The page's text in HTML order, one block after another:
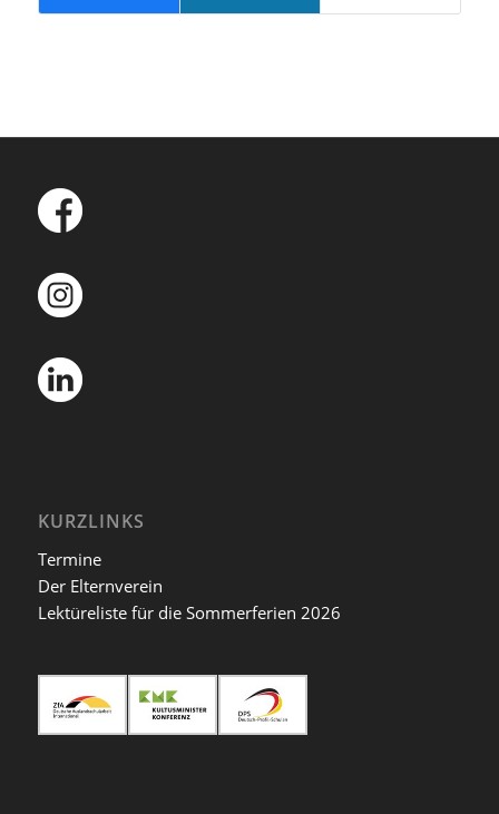
KURZLINKS
Termine
Der Elternverein
Lektüreliste für die Sommerferien 2026